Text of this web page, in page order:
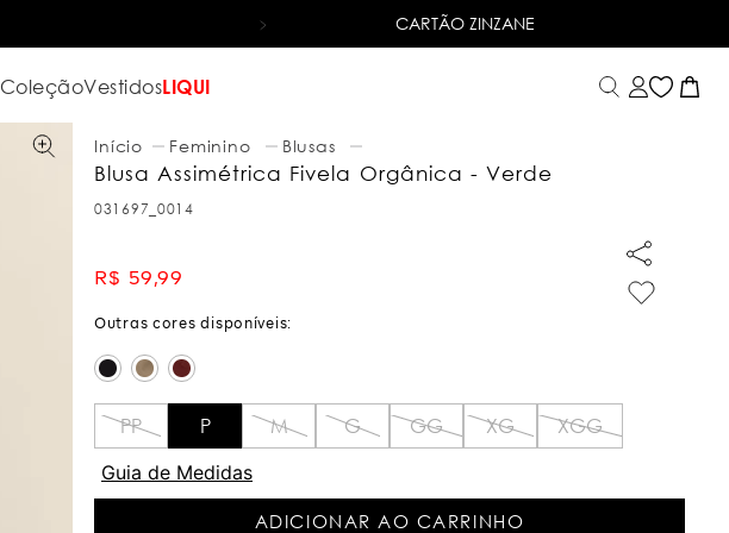
6X SEM JUROSNO CARTÃO DE CRÉDITO
CARTÃO ZINZANE
ColeçãoVestidosLIQUI
Feminino Blusas
Blusa Assimétrica Fivela Orgânica - Verde
031697_0014
R$ 59,99
PP P M G GG XG
XGG
Guia de Medidas
ADICIONAR AO CARRINHO